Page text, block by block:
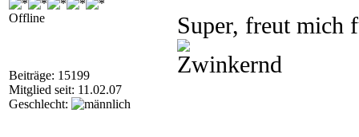
Offline
Beiträge: 15199
Mitglied seit: 11.02.07
Geschlecht:
Super, freut mich